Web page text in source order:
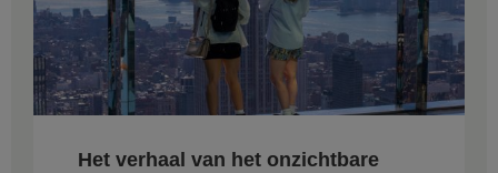
Het verhaal van het onzichtbare